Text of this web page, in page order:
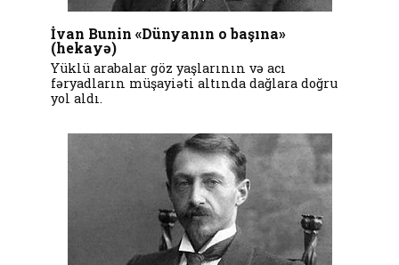
İvan Bunin «Dünyanın o başına»
(hekayə)
Yüklü arabalar göz yaşlarının və acı
fəryadların müşayiəti altında dağlara doğru
yol aldı.